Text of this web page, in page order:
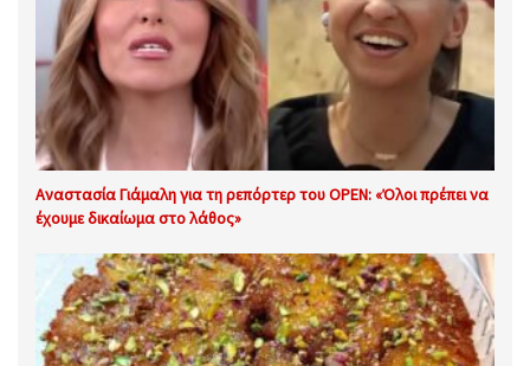
Αναστασία Γιάμαλη για τη ρεπόρτερ του OPEN: «Όλοι πρέπει να
έχουμε δικαίωμα στο λάθος»